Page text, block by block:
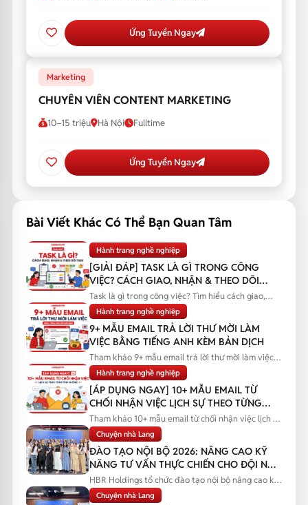
Ứng Tuyển Ngay
Marketing
CHUYÊN VIÊN CONTENT MARKETING
10–15 triệu Hà Nội Fulltime
Ứng Tuyển Ngay
Bài Viết Khác Có Thể Bạn Quan Tâm
Hành trang nghề nghiệp
[GIẢI ĐÁP] TASK LÀ GÌ TRONG CÔNG
VIỆC? CÁCH GIAO, NHẬN & THEO DÕI
TASK
Task là gì trong công việc? Tìm hiểu cách giao,
nhận và theo dõi task...
Hành trang nghề nghiệp
9+ MẪU EMAIL TRẢ LỜI THƯ MỜI LÀM
VIỆC BẰNG TIẾNG ANH KÈM BẢN DỊCH
Tham khảo 9+ mẫu email trả lời thư mời làm việc
bằng tiếng Anh kèm bản...
Hành trang nghề nghiệp
[ÁP DỤNG NGAY] 10+ MẪU EMAIL TỪ
CHỐI NHẬN VIỆC LỊCH SỰ THEO TỪNG
TÌNH HUỐNG
Tham khảo 10+ mẫu email từ chối nhận việc lịch sự
theo từng tình huống...
Chuyện nhà Lang
ĐÀO TẠO NỘI BỘ 2026: NÂNG CAO KỸ
NĂNG TƯ VẤN THỰC CHIẾN CHO ĐỘI NGŨ
SALES
HBR Holdings tổ chức đào tạo nội bộ nâng cao kỹ
năng tư vấn thực chiến...
Chuyện nhà Lang